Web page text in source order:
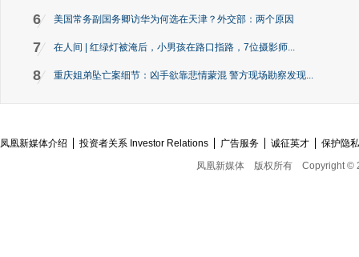
6 美国常务副国务卿访华为何选在天津？外交部：两个原因
7 在人间 | 红绿灯被淹后，小男孩在路口指路，7位摄影师...
8 重庆姐弟坠亡案细节：凶手欲靠悲情蒙混 警方现场勘察发现...
凤凰新媒体介绍 投资者关系 Investor Relations 广告服务 诚征英才
保护隐
凤凰新媒体
版权所有 Copyright ©